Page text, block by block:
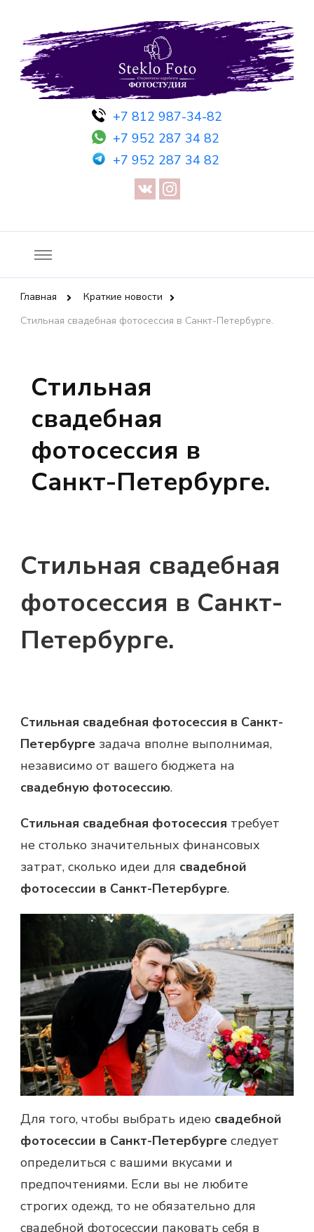
+7 812 987-34-82
+7 952 287 34 82
+7 952 287 34 82
Фотостудия SF
Фотосессия в студии СПб — Фотосессия в Санкт-Петербурге
— Предметная съемка — Невидимый манекен — Прозрачный
манекен — Сертификат на фотосессию
Главная
Краткие новости
Стильная свадебная фотосессия в Санкт-Петербурге.
Стильная
свадебная
фотосессия в
Санкт-Петербурге.
Стильная свадебная
фотосессия в Санкт-
Петербурге.
Стильная свадебная фотосессия в Санкт-
Петербурге задача вполне выполнимая,
независимо от вашего бюджета на
свадебную фотосессию.
Стильная свадебная фотосессия требует
не столько значительных финансовых
затрат, сколько идеи для свадебной
фотосессии в Санкт-Петербурге.
Для того, чтобы выбрать идею свадебной
фотосессии в Санкт-Петербурге следует
определиться с вашими вкусами и
предпочтениями. Если вы не любите
строгих одежд, то не обязательно для
свадебной фотосессии паковать себя в